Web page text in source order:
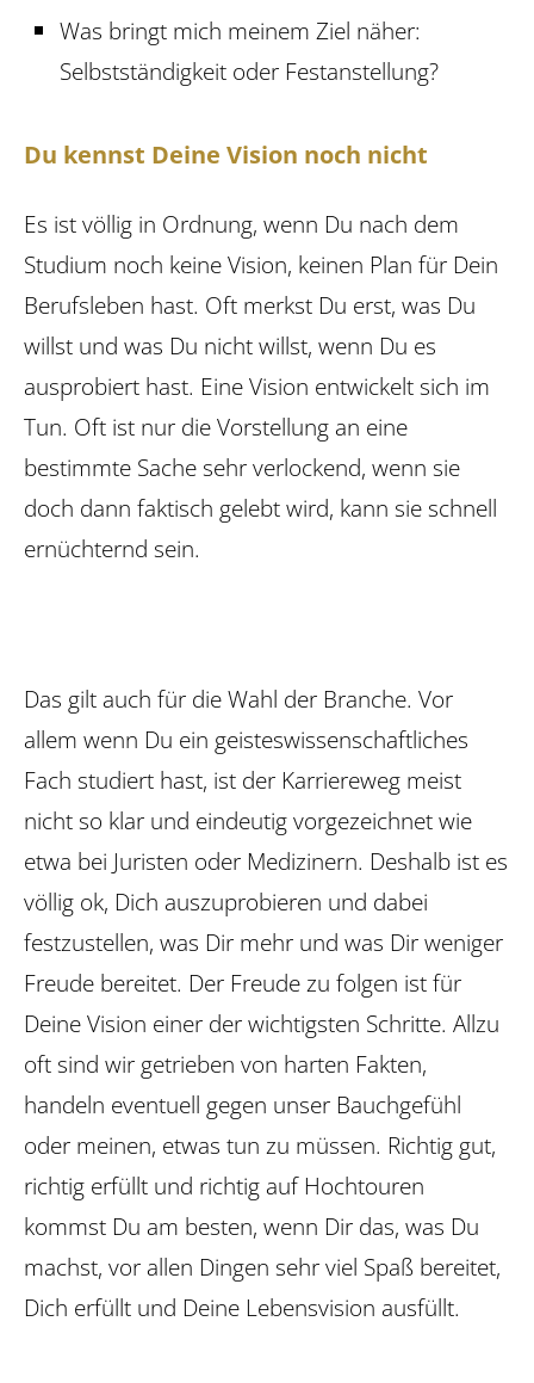
Was bringt mich meinem Ziel näher:
Selbstständigkeit oder Festanstellung?
Du kennst Deine Vision noch nicht
Es ist völlig in Ordnung, wenn Du nach dem
Studium noch keine Vision, keinen Plan für Dein
Berufsleben hast. Oft merkst Du erst, was Du
willst und was Du nicht willst, wenn Du es
ausprobiert hast. Eine Vision entwickelt sich im
Tun. Oft ist nur die Vorstellung an eine
bestimmte ­Sache sehr verlockend, wenn sie
doch dann faktisch gelebt wird, kann sie schnell
ernüchternd sein.
Das gilt auch für die Wahl der Branche. Vor
allem wenn Du ein geisteswissenschaftliches
Fach studiert hast, ist der Karriereweg meist
nicht so klar und eindeutig vorgezeichnet wie
etwa bei Juristen oder Medizinern. Deshalb ist es
völlig ok, Dich auszuprobieren und dabei
festzustellen, was Dir mehr und was Dir ­weniger
Freude bereitet. Der Freude zu folgen ist für
Deine Vision einer der wichtigsten Schritte. Allzu
oft sind wir getrieben von harten Fakten,
handeln eventuell gegen unser Bauch­gefühl
oder meinen, etwas tun zu müssen. Richtig gut,
richtig erfüllt und richtig auf Hochtouren
kommst Du am besten, wenn Dir das, was Du
machst, vor allen Dingen sehr viel Spaß bereitet,
Dich erfüllt und Deine Lebens­vision ausfüllt.